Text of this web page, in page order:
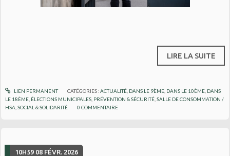
LIRE LA SUITE
LIEN PERMANENT CATÉGORIES :ACTUALITÉ, DANS LE 9ÈME, DANS LE 10ÈME, DANS
LE 18ÈME ÉLECTIONS MUNICIPALES PRÉVENTION & SÉCURITÉ ,SALLE DE CONSOMMATION /
HSA ,SOCIAL & SOLIDARITÉ 0 COMMENTAIRE
10H59 08 FÉVR. 2026